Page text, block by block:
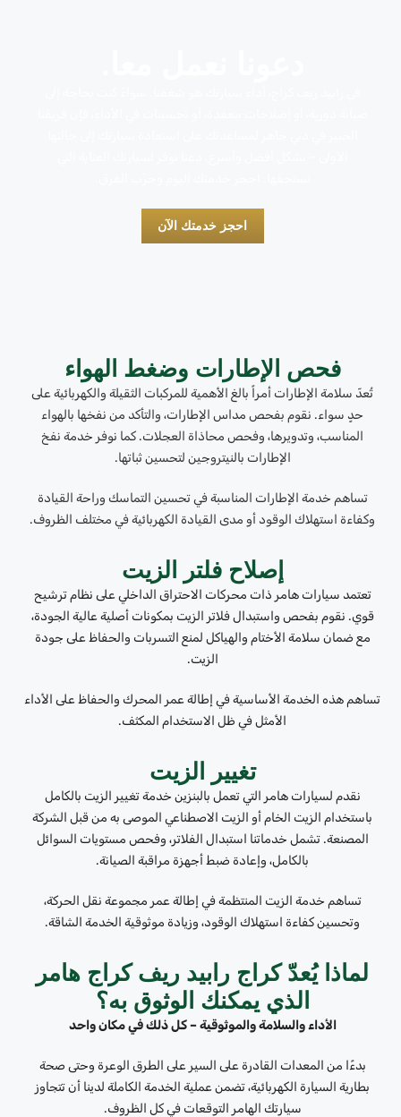
احجز خدمتك الآن
فحص الإطارات وضغط الهواء
تُعدّ سلامة الإطارات أمراً بالغ الأهمية للمركبات الثقيلة والكهربائية على
حدٍ سواء. نقوم بفحص مداس الإطارات، والتأكد من نفخها بالهواء
المناسب، وتدويرها، وفحص محاذاة العجلات. كما نوفر خدمة نفخ
الإطارات بالنيتروجين لتحسين ثباتها.
تساهم خدمة الإطارات المناسبة في تحسين التماسك وراحة القيادة
وكفاءة استهلاك الوقود أو مدى القيادة الكهربائية في مختلف الظروف.
إصلاح فلتر الزيت
تعتمد سيارات هامر ذات محركات الاحتراق الداخلي على نظام ترشيح
قوي. نقوم بفحص واستبدال فلاتر الزيت بمكونات أصلية عالية الجودة،
مع ضمان سلامة الأختام والهياكل لمنع التسربات والحفاظ على جودة
الزيت.
تساهم هذه الخدمة الأساسية في إطالة عمر المحرك والحفاظ على الأداء
الأمثل في ظل الاستخدام المكثف.
تغيير الزيت
نقدم لسيارات هامر التي تعمل بالبنزين خدمة تغيير الزيت بالكامل
باستخدام الزيت الخام أو الزيت الاصطناعي الموصى به من قبل الشركة
المصنعة. تشمل خدماتنا استبدال الفلاتر، وفحص مستويات السوائل
بالكامل، وإعادة ضبط أجهزة مراقبة الصيانة.
تساهم خدمة الزيت المنتظمة في إطالة عمر مجموعة نقل الحركة،
وتحسين كفاءة استهلاك الوقود، وزيادة موثوقية الخدمة الشاقة.
لماذا يُعدّ كراج رابيد ريف كراج هامر
الذي يمكنك الوثوق به؟
الأداء والسلامة والموثوقية – كل ذلك في مكان واحد
بدءًا من المعدات القادرة على السير على الطرق الوعرة وحتى صحة
بطارية السيارة الكهربائية، تضمن عملية الخدمة الكاملة لدينا أن تتجاوز
سيارتك الهامر التوقعات في كل الظروف.